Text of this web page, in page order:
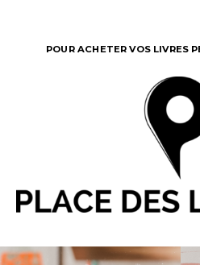
POUR ACHETER VOS LIVRES